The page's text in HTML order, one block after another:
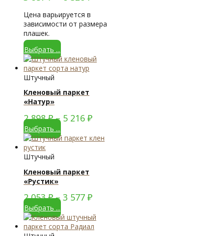
Цена варьируется в
зависимости от размера
плашек.
Выбрать ...
Штучный
Кленовый паркет
«Натур»
2 898₽– 5 216 ₽
Выбрать ...
Штучный
Кленовый паркет
«Рустик»
2 053₽–3 577 ₽
Выбрать ...